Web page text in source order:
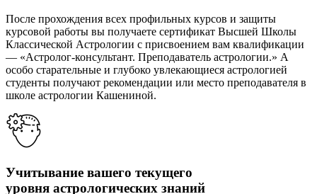
После прохождения всех профильных курсов и защиты
курсовой работы вы получаете сертификат Высшей Школы
Классической Астрологии с присвоением вам квалификации
— «Астролог-консультант. Преподаватель астрологии.» А
особо старательные и глубоко увлекающиеся астрологией
студенты получают рекомендации или место преподавателя в
школе астрологии Кашениной.
Учитывание вашего текущего
уровня астрологических знаний